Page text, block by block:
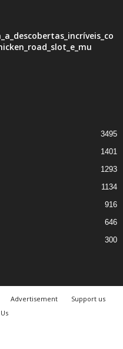
3495
1401
1293
1134
916
646
300
Advertisement
Support us